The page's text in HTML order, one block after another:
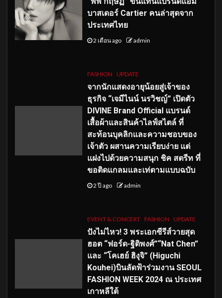
บาสเดอร์ Cartier คนล่าสุดจาก
ประเทศไทย
2 เดือน ago admin
FASHION UPDATE
จากนักแสดงอายุน้อยสู่เจ้าของ
ธุรกิจ “เจมีไนน์ นรวิชญ์” เปิดตัว
DIVINE Brand Official แบรนด์
เสื้อผ้าและสินค้าไลฟ์สไตล์ ที่
สะท้อนบุคลิกและความชอบของ
เจ้าตัว ผสานความเรียบง่าย แต่
แฝงไปด้วยความสนุก ชิค สตรีท ที่
ขอติดแกลมและเท่ตามแบบฉบับ
2 ปี ago admin
EVENT & CONCERT FASHION UPDATE
ปังไม่ไหว! 3 พระเอกซีรีส์วายสุด
ฮอต “ฟอร์ด-ฐิติพงศ์”“Nat Chen”
และ “โคเฮย์ ฮิงุจิ” (Higuchi
Kouhei)บินลัดฟ้าร่วมงาน SEOUL
FASHION WEEK 2024 ณ ประเทศ
เกาหลีใต้